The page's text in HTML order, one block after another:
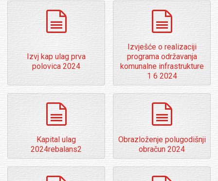
Izvj kap ulag prva
polovica 2024
Izvješće o realizaciji
programa održavanja
komunalne infrastrukture
1 6 2024
Kapital ulag
2024rebalans2
Obrazloženje polugodišnji
obračun 2024